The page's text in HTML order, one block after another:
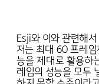
Esji와 이와 관련해
저는 최대 60 프레
능을 제대로 활용하
레임의 성능을 모두